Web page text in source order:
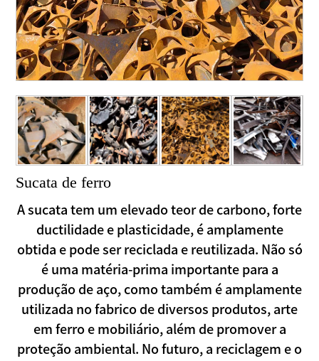
Sucata de ferro
A sucata tem um elevado teor de carbono, forte
ductilidade e plasticidade, é amplamente
obtida e pode ser reciclada e reutilizada. Não só
é uma matéria-prima importante para a
produção de aço, como também é amplamente
utilizada no fabrico de diversos produtos, arte
em ferro e mobiliário, além de promover a
proteção ambiental. No futuro, a reciclagem e o